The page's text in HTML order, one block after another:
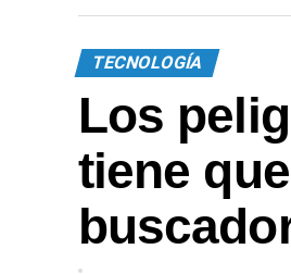
TECNOLOGÍA
Los
tiene